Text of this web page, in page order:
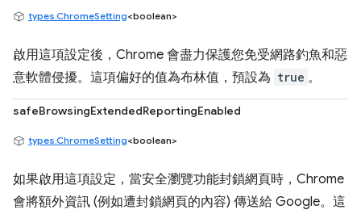
types.ChromeSetting<boolean>
啟用這項設定後，Chrome 會盡力保護您免受網路釣魚和惡
意軟體侵擾。這項偏好的值為布林值，預設為 true 。
safeBrowsingExtendedReportingEnabled
types.ChromeSetting<boolean>
如果啟用這項設定，當安全瀏覽功能封鎖網頁時，Chrome
會將額外資訊 (例如遭封鎖網頁的內容) 傳送給 Google。這